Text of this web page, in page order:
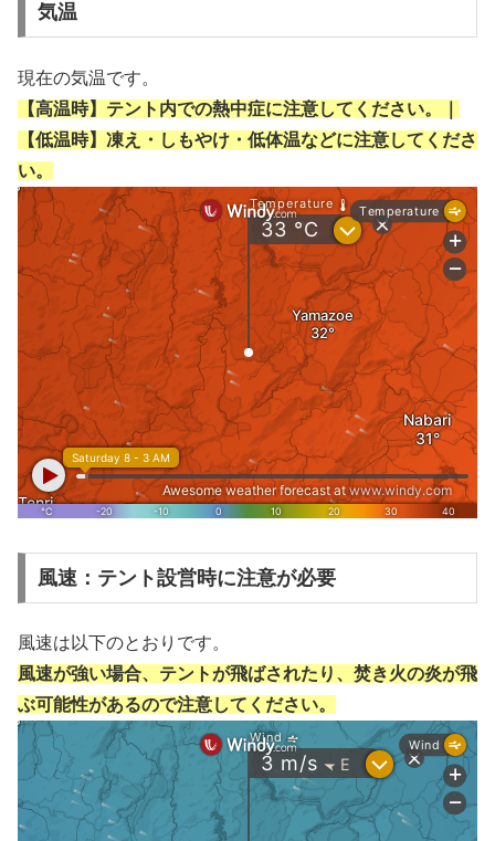
気温
現在の気温です。
【高温時】テント内での熱中症に注意してください。｜
【低温時】凍え・しもやけ・低体温などに注意してくださ
い。
風速：テント設営時に注意が必要
風速は以下のとおりです。
風速が強い場合、テントが飛ばされたり、焚き火の炎が飛
ぶ可能性があるので注意してください。